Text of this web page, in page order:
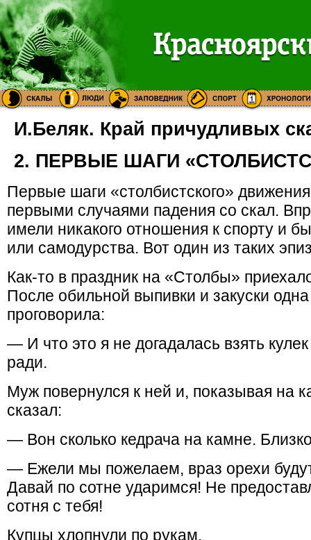
И.Беляк. Край причудливых
2. ПЕРВЫЕ ШАГИ
Первые шаги «столбистского»
первыми случаями падения со скал.
имели никакого отношения к спорту и
или самодурства. Вот один из таких
Как-то в праздник на «Столбы»
После обильной выпивки и закуски
проговорила:
— И что это я не догадалась взять
ради.
Муж повернулся к ней и, показывая на
сказал:
— Вон сколько кедрача на камне.
— Ежели мы пожелаем, враз орехи
Давай по сотне ударимся! Не
сотня с тебя!
Купцы хлопнули по рукам.